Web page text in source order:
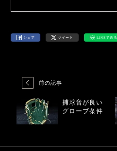
シェア ツイート LINEで送る
前の記事
捕球音が良い
グローブ条件